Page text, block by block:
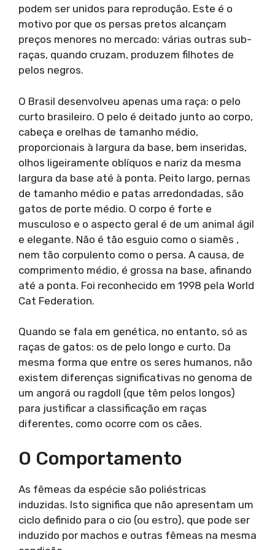
podem ser unidos para reprodução. Este é o
motivo por que os persas pretos alcançam
preços menores no mercado: várias outras sub-
raças, quando cruzam, produzem filhotes de
pelos negros.
O Brasil desenvolveu apenas uma raça: o pelo
curto brasileiro. O pelo é deitado junto ao corpo,
cabeça e orelhas de tamanho médio,
proporcionais à largura da base, bem inseridas,
olhos ligeiramente oblíquos e nariz da mesma
largura da base até à ponta. Peito largo, pernas
de tamanho médio e patas arredondadas, são
gatos de porte médio. O corpo é forte e
musculoso e o aspecto geral é de um animal ágil
e elegante. Não é tão esguio como o siamês ,
nem tão corpulento como o persa. A causa, de
comprimento médio, é grossa na base, afinando
até a ponta. Foi reconhecido em 1998 pela World
Cat Federation.
Quando se fala em genética, no entanto, só as
raças de gatos: os de pelo longo e curto. Da
mesma forma que entre os seres humanos, não
existem diferenças significativas no genoma de
um angorá ou ragdoll (que têm pelos longos)
para justificar a classificação em raças
diferentes, como ocorre com os cães.
O Comportamento
As fêmeas da espécie são poliéstricas
induzidas. Isto significa que não apresentam um
ciclo definido para o cio (ou estro), que pode ser
induzido por machos e outras fêmeas na mesma